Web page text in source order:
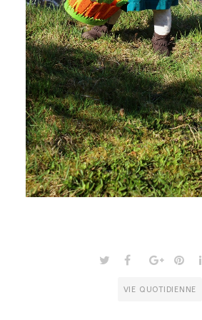
VIE QUOTIDIENNE